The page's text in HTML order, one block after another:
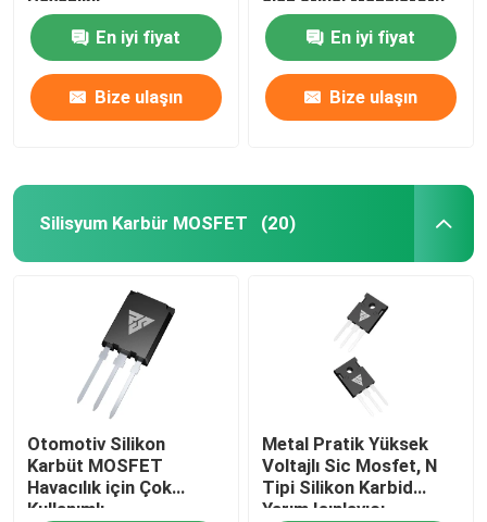
En iyi fiyat
Bize ulaşın
En iyi fiyat
Bize ulaşın
Silisyum Karbür MOSFET (20)
Otomotiv Silikon
Karbüt MOSFET
Havacılık için Çok
Kullanımlı
Metal Pratik Yüksek
Voltajlı Sic Mosfet, N
Tipi Silikon Karbid
Yarım Işınlayıcı